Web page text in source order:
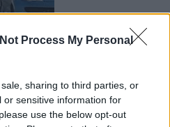
Process My Personal
sharing to third parties, or
or sensitive information for
use the below opt-out
un totale di oltre 12 chili sono
le province di Siena e Arezzo